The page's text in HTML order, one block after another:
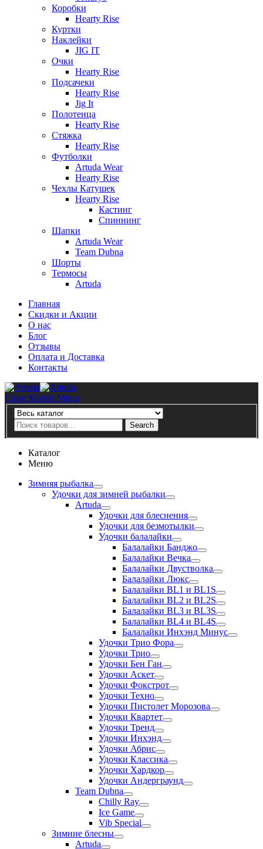
Коробки
Hearty Rise
Куртки
Наклейки
JIG IT
Очки
Hearty Rise
Подсачеки
Hearty Rise
Jig It
Полотенца
Hearty Rise
Стяжка
Hearty Rise
Футболки
Artuda Wear
Hearty Rise
Чехлы Катушек
Hearty Rise
Кастинг
Спиннинг
Шапки
Artuda Wear
Team Dubna
Шорты
Термосы
Artuda
Главная
Скидки и Акции
О нас
Блог
Отзывы
Оплата и Доставка
Контакты
Artuda
Close Mobile Menu
Search
Search
Каталог
Меню
Зимняя рыбалка
Удочки для зимней рыбалки
Artuda
Удочки для блеснения
Удочки для безмотылки
Удочки балалайки
Балалайки Банджо
Балалайки Вечка
Балалайки Двустволка
Балалайки Люкс
Балалайки BL1 и BL1S
Балалайки BL2 и BL2S
Балалайки BL3 и BL3S
Балалайки BL4 и BL4S
Балалайки Инхэнд Минус
Удочки Трио Фора
Удочки Трио
Удочки Бен Ган
Удочки Аскет
Удочки Фокстрот
Удочки Техно
Удочки Пистолет Морозова
Удочки Квартет
Удочки Тренд
Удочки Инхэнд
Удочки Абрис
Удочки Классика
Удочки Хардкор
Удочки Андерграунд
Team Dubna
Chilly Ray
Ice Game
Vib Special
Зимние блесны
Artuda